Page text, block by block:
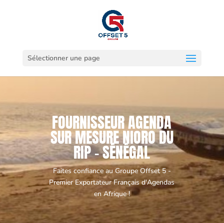
Sélectionner une page
FOURNISSEUR AGENDA
SUR MESURE NIORO DU
RIP - SÉNÉGAL
Faites confiance au Groupe Offset 5 -
Premier Exportateur Français d'Agendas
en Afrique !